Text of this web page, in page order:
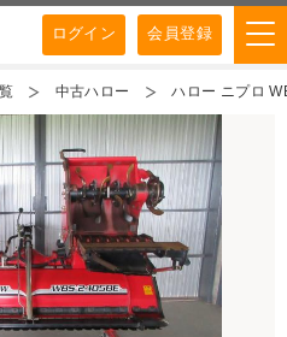
ログイン 会員登録
中古ハロー ハロー ニプロ